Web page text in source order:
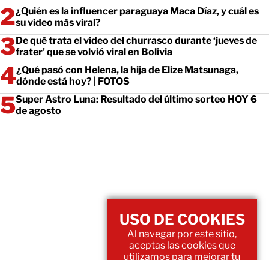
¿Quién es la influencer paraguaya Maca Díaz, y cuál es
su video más viral?
De qué trata el video del churrasco durante ‘jueves de
frater’ que se volvió viral en Bolivia
¿Qué pasó con Helena, la hija de Elize Matsunaga,
dónde está hoy? | FOTOS
Super Astro Luna: Resultado del último sorteo HOY 6
de agosto
USO DE COOKIES
Al navegar por este sitio,
aceptas las cookies que
utilizamos para mejorar tu